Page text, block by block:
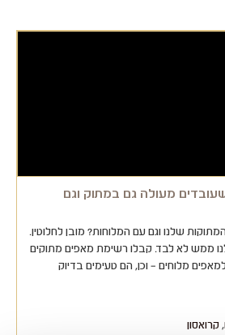
מעולה גם במתוק וגם
שלנו וגם עם המלוחות? מובן לחלוטין.
ממש לא לבד. קבלו רשימת מאפים מתוקים
מלוחים – וכן, הם טעימים בדיוק
,קרואסון